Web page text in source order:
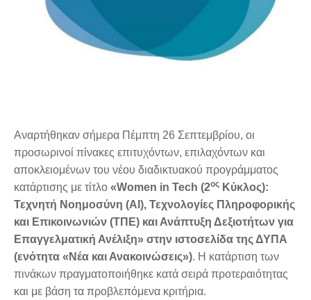
Αναρτήθηκαν σήμερα Πέμπτη 26 Σεπτεμβρίου, οι
προσωρινοί πίνακες επιτυχόντων, επιλαχόντων και
αποκλειομένων του νέου διαδικτυακού προγράμματος
κατάρτισης με τίτλο «Women in Tech (2ος Κύκλος):
Τεχνητή Νοημοσύνη (AI), Τεχνολογίες Πληροφορικής
και Επικοινωνιών (ΤΠΕ) και Ανάπτυξη Δεξιοτήτων για
Επαγγελματική Ανέλιξη» στην ιστοσελίδα της ΔΥΠΑ
(ενότητα «Νέα και Ανακοινώσεις»). Η κατάρτιση των
πινάκων πραγματοποιήθηκε κατά σειρά προτεραιότητας
και με βάση τα προβλεπόμενα κριτήρια.